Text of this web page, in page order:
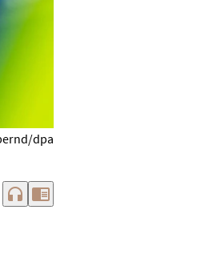
dpa
headphones chrome_reader_mode